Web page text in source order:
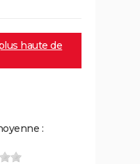
haute de
: